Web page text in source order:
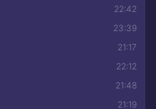
22:42
23:39
21:17
22:12
21:48
21:19